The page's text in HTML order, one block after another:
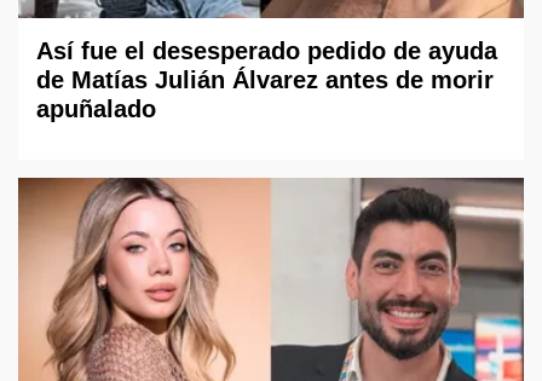
Así fue el desesperado pedido de ayuda
de Matías Julián Álvarez antes de morir
apuñalado